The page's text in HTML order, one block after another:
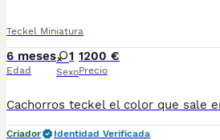
Teckel Miniatura
6 meses
Edad
1
Sexo
1200 €
Precio
Criador
Identidad Verificada